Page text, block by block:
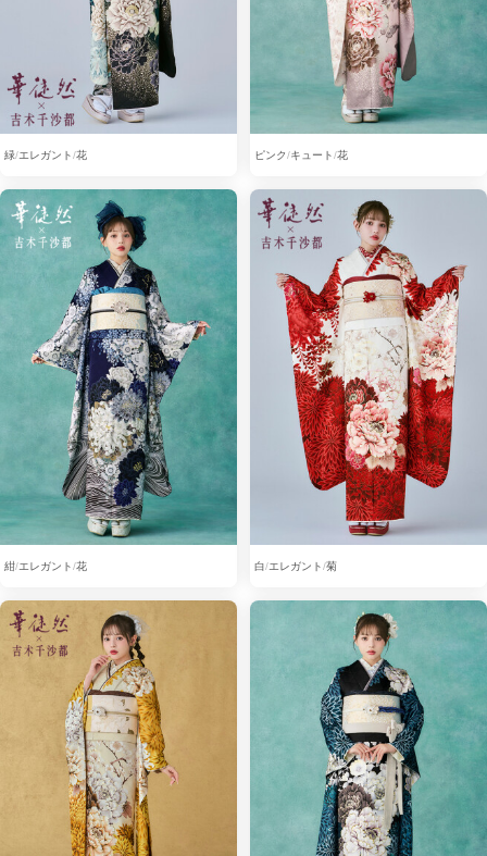
緑 エレガント 花 ピンク キュート 花
紺 エレガント 花 白 エレガント 菊